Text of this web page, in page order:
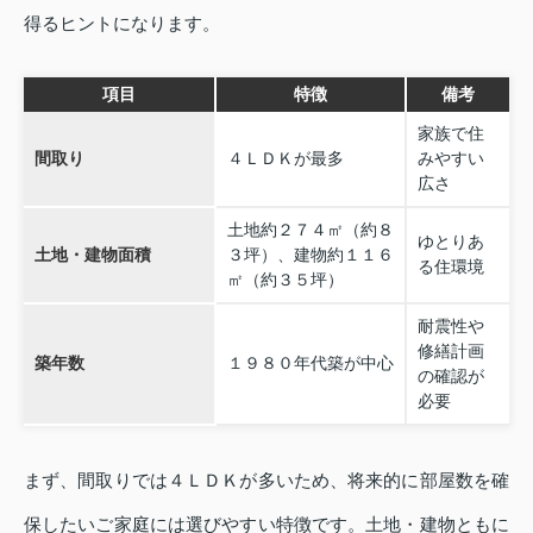
得るヒントになります。
項目 特徴 備考
間取り ４ＬＤＫが最多
家族で住
みやすい
広さ
土地・建物面積
土地約２７４㎡（約８
３坪）、建物約１１６
㎡（約３５坪）
ゆとりあ
る住環境
築年数 １９８０年代築が中心
耐震性や
修繕計画
の確認が
必要
まず、間取りでは４ＬＤＫが多いため、将来的に部屋数を確
保したいご家庭には選びやすい特徴です。土地・建物ともに